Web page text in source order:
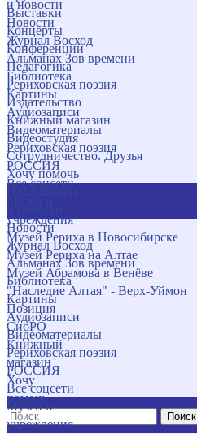
и новости
Новости
Журнал Восход
Альманах Зов времени
Библиотека
Картины
Аудиозаписи
Видеоматериалы
Рериховская поэзия
РОССИЯ
Все соцсети
учреждения
Музей Рериха в Новосибирске
Музей Рериха на Алтае
Музей Абрамова в Венёве
"Наследие Алтая" - Верх-Уймон
Позиция
СибРО
Книжный
магазин
Хочу
помочь
Поиск
Выставки
Концерты
Конференции
Педагогика
Рериховская поэзия
Издательство
Книжный магазин
Видеостудия
Сотрудничество. Друзья
Хочу помочь
Новости
Журнал Восход
Альманах Зов времени
Библиотека
Картины
Аудиозаписи
Видеоматериалы
Рериховская поэзия
РОССИЯ
Все соцсети
Музеи и
учреждения